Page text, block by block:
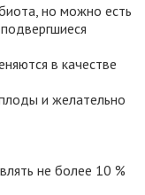
но можно есть
в качестве
и желательно
не более 10 %